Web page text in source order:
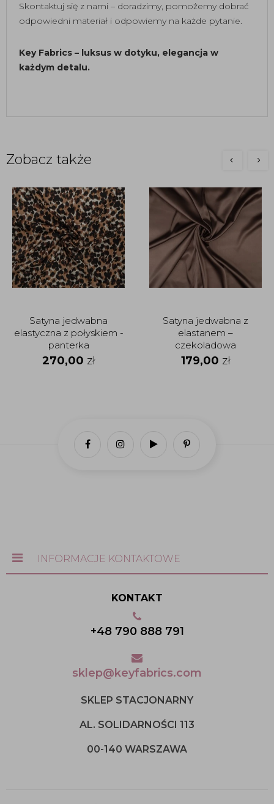
Skontaktuj się z nami – doradzimy, pomożemy dobrać
odpowiedni materiał i odpowiemy na każde pytanie.
Key Fabrics – luksus w dotyku, elegancja w
każdym detalu.
Zobacz także
Satyna jedwabna
elastyczna z połyskiem -
panterka
270,00 zł
Satyna jedwabna z
elastanem –
czekoladowa
179,00 zł
INFORMACJE KONTAKTOWE
KONTAKT
+48 790 888 791
sklep@keyfabrics.com
SKLEP STACJONARNY
AL. SOLIDARNOŚCI 113
00-140 WARSZAWA